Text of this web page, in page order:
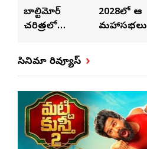
బాల్టిమోర్
చరిత్రలో
వేడుక ఇది: శ్రీధర్
2028లో ఆటా
మహాసభలు
సినిమా రివ్యూస్